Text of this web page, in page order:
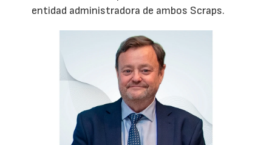
entidad administradora de ambos Scraps.